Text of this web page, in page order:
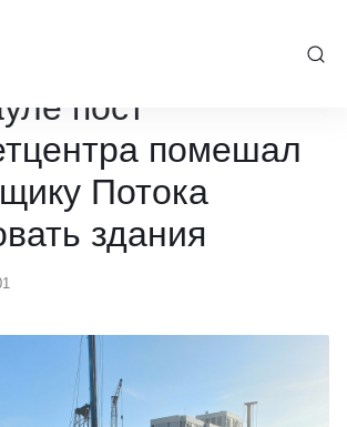
В Барнауле пост гидрометцентра
пост
помешал
Потока
здания